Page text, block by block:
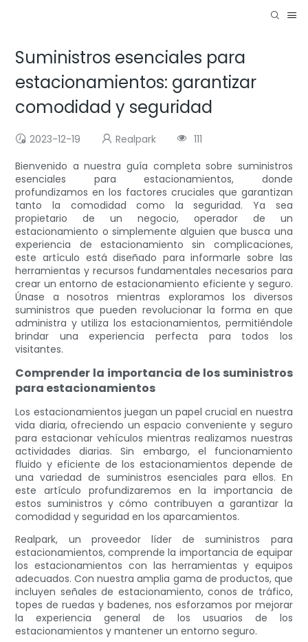
Suministros esenciales para
estacionamientos: garantizar
comodidad y seguridad
2023-12-19 Realpark
111
Bienvenido a nuestra guía completa sobre suministros
esenciales para estacionamientos, donde
profundizamos en los factores cruciales que garantizan
tanto la comodidad como la seguridad. Ya sea
propietario de un negocio, operador de un
estacionamiento o simplemente alguien que busca una
experiencia de estacionamiento sin complicaciones,
este artículo está diseñado para informarle sobre las
herramientas y recursos fundamentales necesarios para
crear un entorno de estacionamiento eficiente y seguro.
Únase a nosotros mientras exploramos los diversos
suministros que pueden revolucionar la forma en que
administra y utiliza los estacionamientos, permitiéndole
brindar una experiencia perfecta para todos los
visitantes.
Comprender la importancia de los suministros
para estacionamientos
Los estacionamientos juegan un papel crucial en nuestra
vida diaria, ofreciendo un espacio conveniente y seguro
para estacionar vehículos mientras realizamos nuestras
actividades diarias. Sin embargo, el funcionamiento
fluido y eficiente de los estacionamientos depende de
una variedad de suministros esenciales para ellos. En
este artículo profundizaremos en la importancia de
estos suministros y cómo contribuyen a garantizar la
comodidad y seguridad en los aparcamientos.
Realpark, un proveedor líder de suministros para
estacionamientos, comprende la importancia de equipar
los estacionamientos con las herramientas y equipos
adecuados. Con nuestra amplia gama de productos, que
incluyen señales de estacionamiento, conos de tráfico,
topes de ruedas y badenes, nos esforzamos por mejorar
la experiencia general de los usuarios de los
estacionamientos y mantener un entorno seguro.